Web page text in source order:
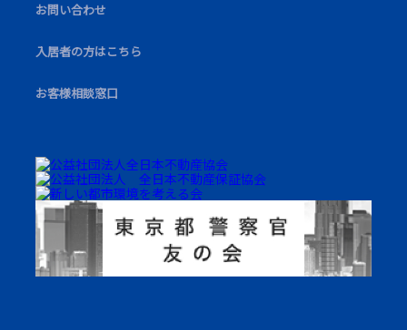
お問い合わせ
⼊居者の⽅はこちら
お客様相談窓口